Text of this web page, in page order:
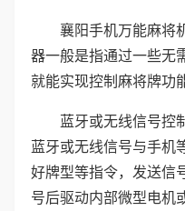
襄阳手机万能麻将
器一般是指通过一些无
就能实现控制麻将牌功
蓝牙或无线信号控
蓝牙或无线信号与手机
好牌型等指令，发送信
号后驱动内部微型电机